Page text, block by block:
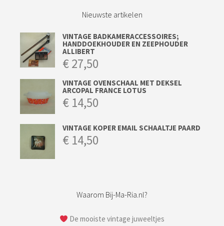
Nieuwste artikelen
VINTAGE BADKAMERACCESSOIRES;
HANDDOEKHOUDER EN ZEEPHOUDER
ALLIBERT
€27,50
VINTAGE OVENSCHAAL MET DEKSEL
ARCOPAL FRANCE LOTUS
€ 14,50
VINTAGE KOPER EMAIL SCHAALTJE PAARD
€ 14,50
Waarom Bij-Ma-Ria.nl?
De mooiste vintage juweeltjes